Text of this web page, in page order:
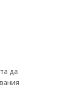
да